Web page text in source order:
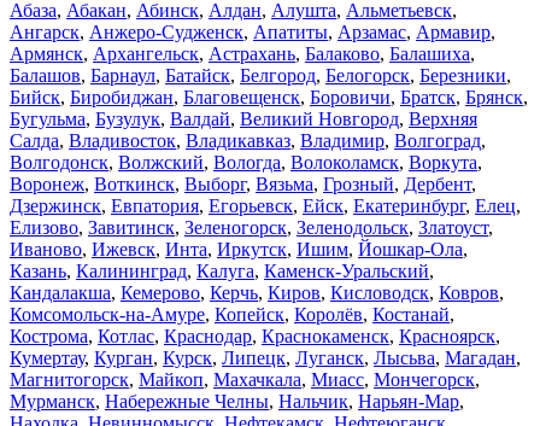
Абаза, Абакан, Абинск, Алдан, Алушта, Альметьевск,
Ангарск, Анжеро-Судженск, Апатиты, Арзамас, Армавир,
Армянск, Архангельск, Астрахань, Балаково, Балашиха,
Балашов, Барнаул, Батайск, Белгород, Белогорск, Березники,
Бийск, Биробиджан, Благовещенск, Боровичи, Братск, Брянск,
Бугульма, Бузулук, Валдай, Великий Новгород, Верхняя
Салда, Владивосток, Владикавказ, Владимир, Волгоград,
Волгодонск, Волжский, Вологда, Волоколамск, Воркута,
Воронеж, Воткинск, Выборг, Вязьма, Грозный, Дербент,
Дзержинск, Евпатория, Егорьевск, Ейск, Екатеринбург, Елец,
Елизово, Завитинск, Зеленогорск, Зеленодольск, Златоуст,
Иваново, Ижевск, Инта, Иркутск, Ишим, Йошкар-Ола,
Казань, Калининград, Калуга, Каменск-Уральский,
Кандалакша, Кемерово, Керчь, Киров, Кисловодск, Ковров,
Комсомольск-на-Амуре, Копейск, Королёв, Костанай,
Кострома, Котлас, Краснодар, Краснокаменск, Красноярск,
Кумертау, Курган, Курск, Липецк, Луганск, Лысьва, Магадан,
Магнитогорск, Майкоп, Махачкала, Миасс, Мончегорск,
Мурманск, Набережные Челны, Нальчик, Нарьян-Мар,